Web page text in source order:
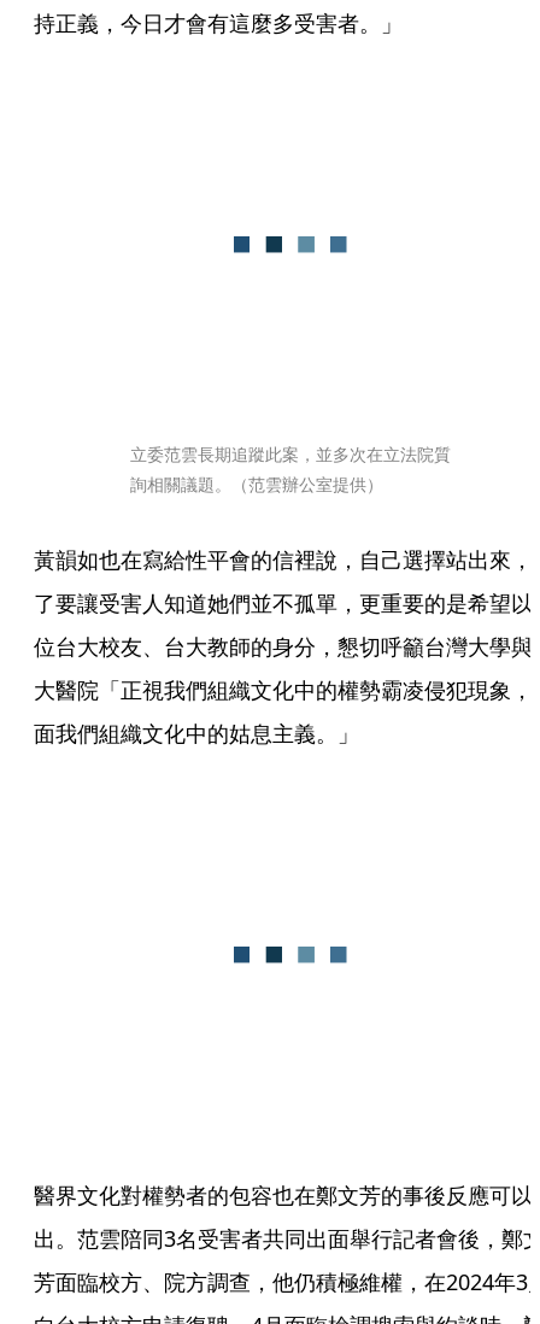
持正義，今日才會有這麼多受害者。」
立委范雲長期追蹤此案，並多次在立法院質
詢相關議題。（范雲辦公室提供）
黃韻如也在寫給性平會的信裡說，自己選擇站出來，
了要讓受害人知道她們並不孤單，更重要的是希望以
位台大校友、台大教師的身分，懇切呼籲台灣大學與
大醫院「正視我們組織文化中的權勢霸凌侵犯現象，
面我們組織文化中的姑息主義。」
醫界文化對權勢者的包容也在鄭文芳的事後反應可以
出。范雲陪同3名受害者共同出面舉行記者會後，鄭
芳面臨校方、院方調查，他仍積極維權，在2024年3